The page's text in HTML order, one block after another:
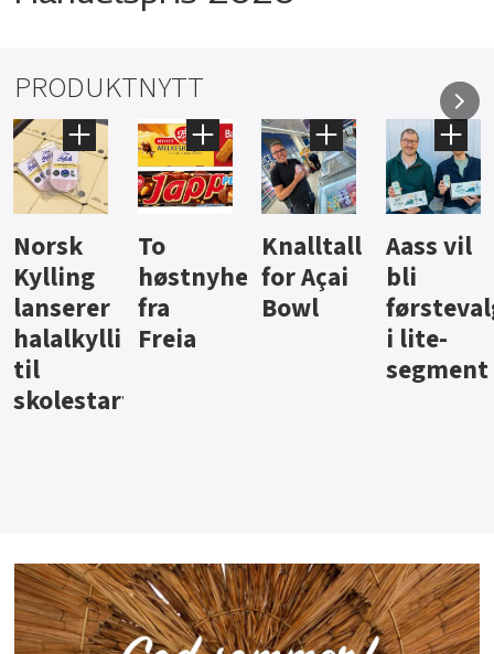
PRODUKTNYTT
Knalltall
for Açai
Bowl
Aass vil
bli
førstevalg
i lite-
Brus og
jus fra
Berentsen
Hard
iste fra
Hansa